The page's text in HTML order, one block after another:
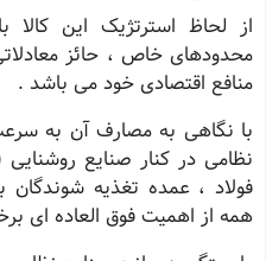
از لحاظ استرتژیک این
محدودهای خاص ، حائز
منافع اقتصادی خود می باشد .
با نگاهی به مصارف آن به
نظامی در کنار صنایع
فولاد ، عمده تغذیه
همه از اهمیت فوق العاده ای